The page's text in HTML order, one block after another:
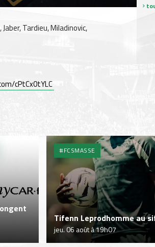
Tardieu, Miladinovic,
cPtCx0tYLC
#FCSMASSE
Tifenn Leprodhomme au
jeu. 06 août à 19h07